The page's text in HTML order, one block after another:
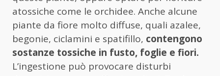
atossiche come le orchidee. Anche alcune
piante da fiore molto diffuse, quali azalee,
begonie, ciclamini e spatifillo, contengono
sostanze tossiche in fusto, foglie e fiori.
L’ingestione può provocare disturbi